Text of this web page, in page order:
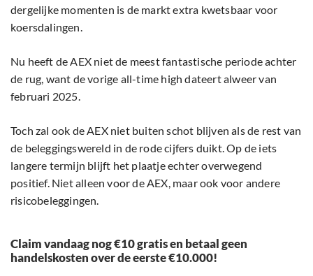
dergelijke momenten is de markt extra kwetsbaar voor
koersdalingen.
Nu heeft de AEX niet de meest fantastische periode achter
de rug, want de vorige all-time high dateert alweer van
februari 2025.
Toch zal ook de AEX niet buiten schot blijven als de rest van
de beleggingswereld in de rode cijfers duikt. Op de iets
langere termijn blijft het plaatje echter overwegend
positief. Niet alleen voor de AEX, maar ook voor andere
risicobeleggingen.
Claim vandaag nog €10 gratis en betaal geen
handelskosten over de eerste €10.000!